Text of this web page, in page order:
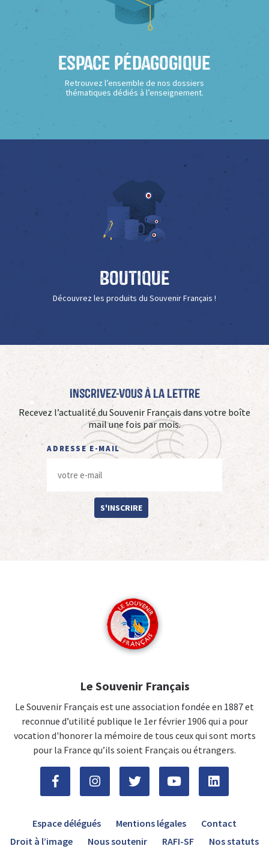
Espace Pédagogique
Retrouvez l’ensemble de nos dossiers
thématiques dédiés à l’enseignement.
Boutique
Découvrez les produits du Souvenir Français !
Inscrivez-vous à La Lettre
Recevez l’actualité du Souvenir Français dans votre boîte
mail une fois par mois.
ADRESSE E-MAIL
S'INSCRIRE
Le Souvenir Français
Le Souvenir Français est une association fondée en 1887 et
reconnue d’utilité publique le 1er février 1906 qui a pour
vocation d'honorer la mémoire de tous ceux qui sont morts
pour la France qu’ils soient Français ou étrangers.
Espace délégués Mentions légales
Contact
Droit à l’image
Nous soutenir RAFI-SF Nos statuts